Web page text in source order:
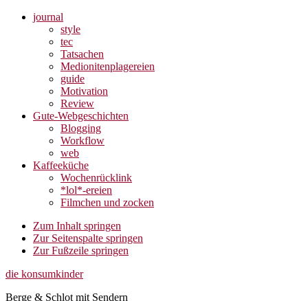
journal
style
tec
Tatsachen
Medionitenplagereien
guide
Motivation
Review
Gute-Webgeschichten
Blogging
Workflow
web
Kaffeeküche
Wochenrücklink
*lol*-ereien
Filmchen und zocken
Zum Inhalt springen
Zur Seitenspalte springen
Zur Fußzeile springen
die konsumkinder
Berge & Schlot mit Sendern